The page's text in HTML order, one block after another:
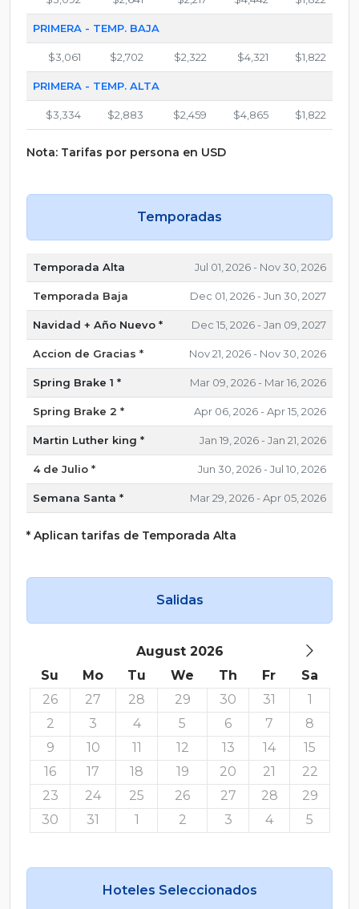
PRIMERA - TEMP. BAJA
$3,061 $2,702 $2,322 $4,321 $1,822
PRIMERA - TEMP. ALTA
$3,334 $2,883 $2,459 $4,865 $1,822
Nota: Tarifas por persona en USD
Temporadas
Temporada Alta Jul 01, 2026 - Nov 30, 2026
Temporada Baja Dec 01, 2026 - Jun 30, 2027
Navidad + Año Nuevo * Dec 15, 2026 - Jan 09, 2027
Accion de Gracias * Nov 21, 2026 - Nov 30, 2026
Spring Brake 1 * Mar 09, 2026 - Mar 16, 2026
Spring Brake 2 * Apr 06, 2026 - Apr 15, 2026
Martin Luther king * Jan 19, 2026 - Jan 21, 2026
4 de Julio * Jun 30, 2026 - Jul 10, 2026
Semana Santa * Mar 29, 2026 - Apr 05, 2026
* Aplican tarifas de Temporada Alta
Salidas
August 2026
Su
Mo Tu We Th Fr
Sa
26
27 28 29 30 31
1
2
3 4 5 6 7
8
9
10 11 12 13 14
15
16
17 18 19 20 21
22
23
24 25 26 27 28
29
30
31 1 2 3 4 5
Hoteles Seleccionados